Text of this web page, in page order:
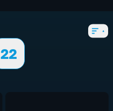
22